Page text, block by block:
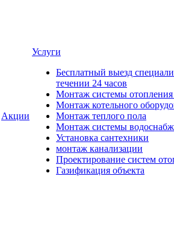
Акции
Услуги
Бесплатный выезд
течении 24 часов
Монтаж системы
Монтаж котельного
Монтаж теплого пола
Монтаж системы
Установка сантехники
монтаж канализации
Проектирование систем
Газификация объекта